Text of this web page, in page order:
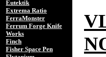
Eutektik
Extrema Ratio
FerraMonster
Ferrum Forge Knife
Works
Finch
Fisher Space Pen